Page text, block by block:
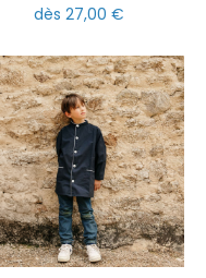
dès 27,00 €